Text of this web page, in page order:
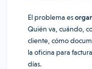
El problema es
Quién va, cuándo,
cliente, cómo
la oficina para
días.